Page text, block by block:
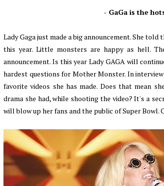
- GaGa is the
Lady Gaga just made a big announcement. She
this year. Little monsters are happy as hell.
announcement. Is this year Lady GAGA will
hardest questions for Mother Monster. In
favorite videos she has made. Does that mean
drama she had, while shooting the video? It's a
will blow up her fans and the public of Super Bowl.